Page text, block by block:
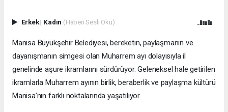
Erkek| Kadın (Haberi Sesli Oku)
Manisa Büyükşehir Belediyesi, bereketin, paylaşmanın ve
dayanışmanın simgesi olan Muharrem ayı dolayısıyla il
genelinde aşure ikramlarını sürdürüyor. Geleneksel hale getirilen
ikramlarla Muharrem ayının birlik, beraberlik ve paylaşma kültürü
Manisa’nın farklı noktalarında yaşatılıyor.